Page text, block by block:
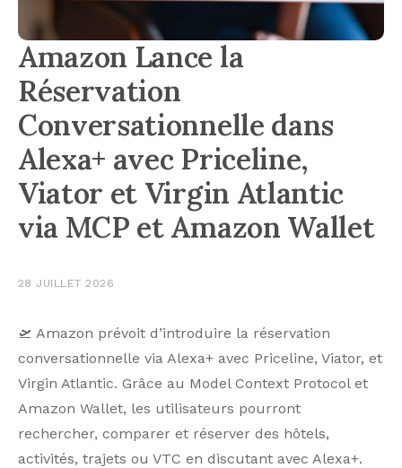
Amazon Lance la
Réservation
Conversationnelle dans
Alexa+ avec Priceline,
Viator et Virgin Atlantic
via MCP et Amazon Wallet
28 JUILLET 2026
🛫 Amazon prévoit d’introduire la réservation
conversationnelle via Alexa+ avec Priceline, Viator, et
Virgin Atlantic. Grâce au Model Context Protocol et
Amazon Wallet, les utilisateurs pourront
rechercher, comparer et réserver des hôtels,
activités, trajets ou VTC en discutant avec Alexa+.